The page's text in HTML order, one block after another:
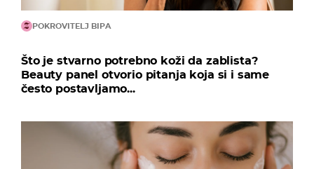
POKROVITELJ BIPA
Što je stvarno potrebno koži da zablista?
Beauty panel otvorio pitanja koja si i same
često postavljamo...